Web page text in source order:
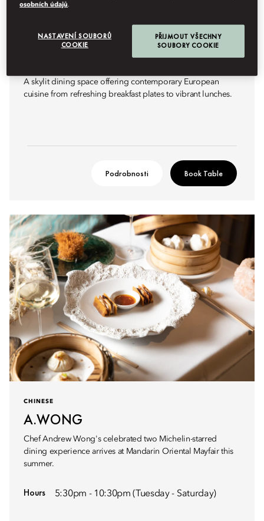
CONTEMPORARY EUROPEAN BREAKFAST & LUNCH
ATRIUM RESTAURANT
A skylit dining space offering contemporary European
cuisine from refreshing breakfast plates to vibrant lunches.
Podrobnosti Book Table
CHINESE
A.WONG
Chef Andrew Wong's celebrated two Michelin-starred
dining experience arrives at Mandarin Oriental Mayfair this
summer.
Hours 5:30pm - 10:30pm (Tuesday - Saturday)
osobních údajů.
NASTAVENÍ SOUBORŮ
COOKIE
PŘIJMOUT VŠECHNY
SOUBORY COOKIE